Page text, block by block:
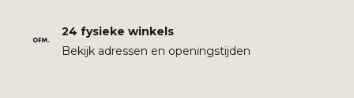
24 fysieke winkels
Bekijk adressen en openingstijden